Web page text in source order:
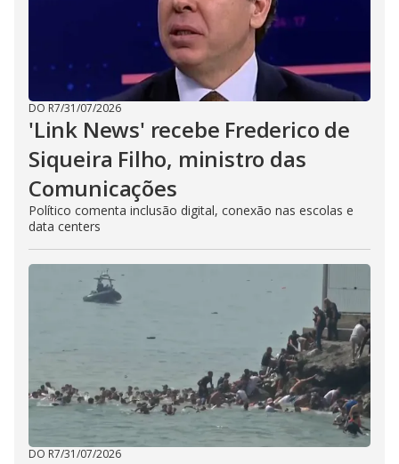
DO R7/31/07/2026
'Link News' recebe Frederico de
Siqueira Filho, ministro das
Comunicações
Político comenta inclusão digital, conexão nas escolas e
data centers
DO R7/31/07/2026